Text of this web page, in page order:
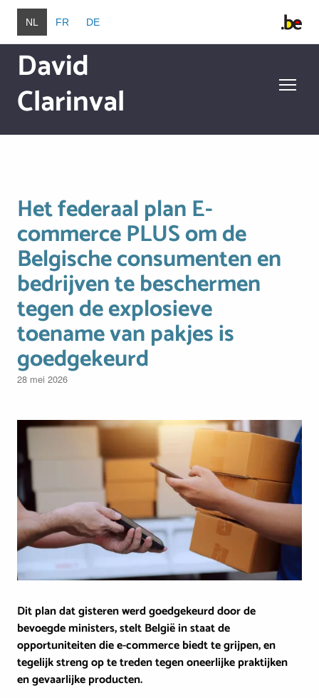
Overslaan en naar de inhoud gaan
NL FR DE
David
Clarinval
Het federaal plan E-
commerce PLUS om de
Belgische consumenten en
bedrijven te beschermen
tegen de explosieve
toename van pakjes is
goedgekeurd
28 mei 2026
Image
Dit plan dat gisteren werd goedgekeurd door de
bevoegde ministers, stelt België in staat de
opportuniteiten die e-commerce biedt te grijpen, en
tegelijk streng op te treden tegen oneerlijke praktijken
en gevaarlijke producten.